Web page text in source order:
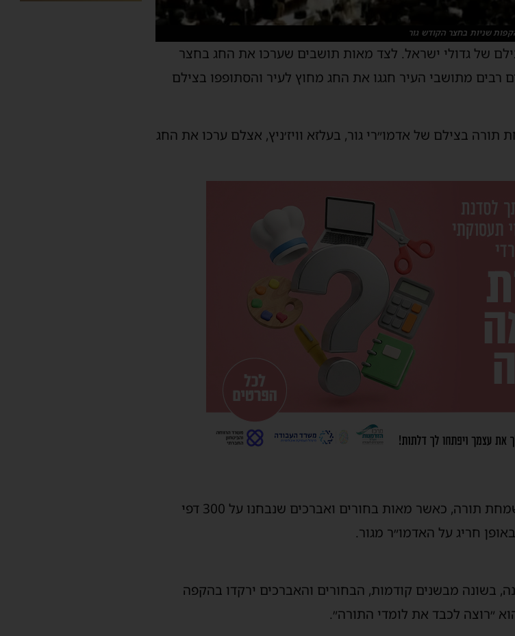
שניות בחצר הקודש גור
של גדולי ישראל. לצד מאות תושבים שערכו את החג בחצר
רבים מתושבי העיר חגגו את החג מחוץ לעיר והסתופפו בצילם
בצילם של אדמו״רי גור, בעלזא וויז׳ניץ, אצלם ערכו את החג
בחצר הקודש גור נרשם השנה חידוש גדול בחג שמחת תורה, כאשר מאות בחורים ואברכים שנבחנו על 300 דפי
חריג על האדמו״ר מגור.
בשונה מבשנים קודמות, הבחורים והאברכים ירקדו בהקפה
״רוצה לכבד את לומדי התורה״.